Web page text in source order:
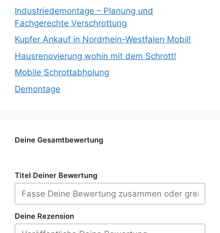
Industriedemontage – Planung und
Fachgerechte Verschrottung
Kupfer Ankauf in Nordrhein-Westfalen Mobil!
Hausrenovierung wohin mit dem Schrott!
Mobile Schrottabholung
Demontage
Deine Gesamtbewertung
Titel Deiner Bewertung
Deine Rezension